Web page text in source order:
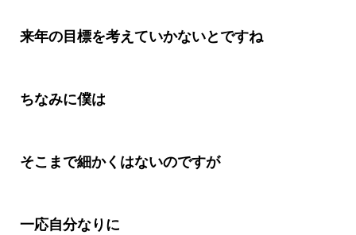
来年の目標を考えていかないとですね
ちなみに僕は
そこまで細かくはないのですが
一応自分なりに